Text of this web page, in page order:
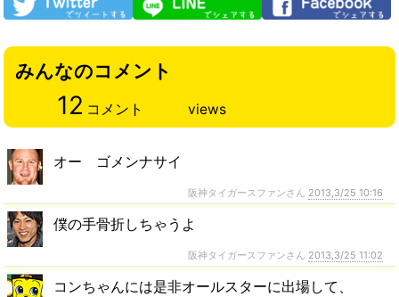
みんなのコメント
12 コメント views
オー ゴメンナサイ
阪神タイガースファンさん 2013,3/25 10:16
僕の手骨折しちゃうよ
阪神タイガースファンさん 2013,3/25 11:02
コンちゃんには是非オールスターに出場して、